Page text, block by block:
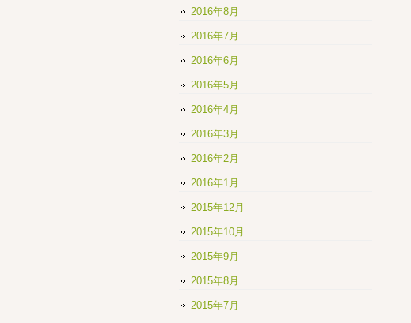
2016年8月
2016年7月
2016年6月
2016年5月
2016年4月
2016年3月
2016年2月
2016年1月
2015年12月
2015年10月
2015年9月
2015年8月
2015年7月